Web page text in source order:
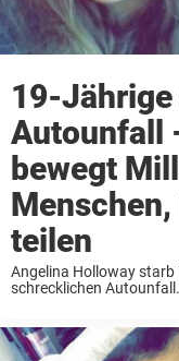
19-
Autounfall
bewegt
teilen
Angelina Holloway starb
schrecklichen